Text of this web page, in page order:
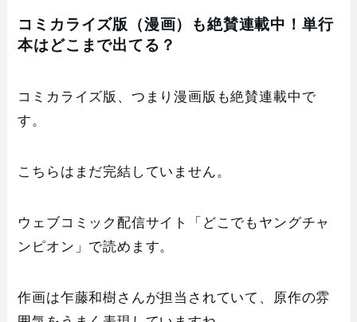
コミカライズ版（漫画）も絶賛連載中！単行
本はどこまで出てる？
コミカライズ版、つまり漫画版も絶賛連載中で
す。
こちらはまだ完結していません。
ウェブコミック配信サイト「どこでもヤングチャ
ンピオン」で読めます。
作画は乍藤和樹さんが担当されていて、原作の雰